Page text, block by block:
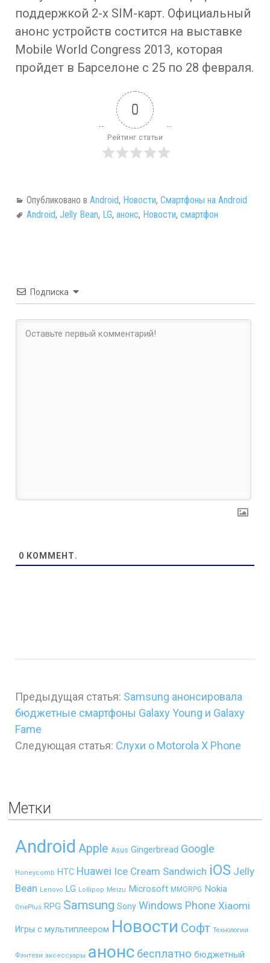
поддержкой 2-х SIM-карт. Официальный
анонс устройств состится на выставке
Mobile World Congress 2013, которая
пройдет в Барселоне с 25 по 28 февраля.
0
Рейтинг статьи
Опубликовано в Android, Новости, Смартфоны на Android
Android, Jelly Bean, LG, анонс, Новости, смартфон
Подписка
0 КОММЕНТ.
Предыдущая статья: Samsung анонсировала
бюджетные смартфоны Galaxy Young и Galaxy
Fame
Следующая статья: Слухи о Motorola X Phone
Метки
Android Apple Asus Gingerbread Google
Honeycomb HTC Huawei Ice Cream Sandwich iOS Jelly
Bean Lenovo LG Lollipop Meizu Microsoft MMORPG Nokia
OnePlus RPG Samsung Sony Windows Phone Xiaomi
Игры с мультиплеером Новости Софт Технологии
Фэнтези аксессуары анонс бесплатно бюджетный